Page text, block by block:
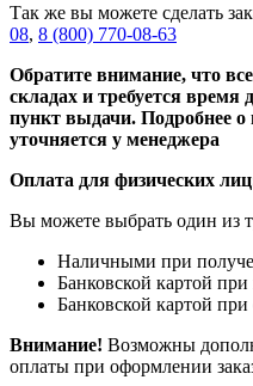
Так же вы можете сделать
08, 8 (800) 770-08-63
Обратите внимание, что
складах и требуется
пункт выдачи. Подробнее о
уточняется у менеджера
Оплата для физических
Вы можете выбрать один из
Наличными при
Банковской картой
Банковской картой
Внимание! Возможны
оплаты при оформлении